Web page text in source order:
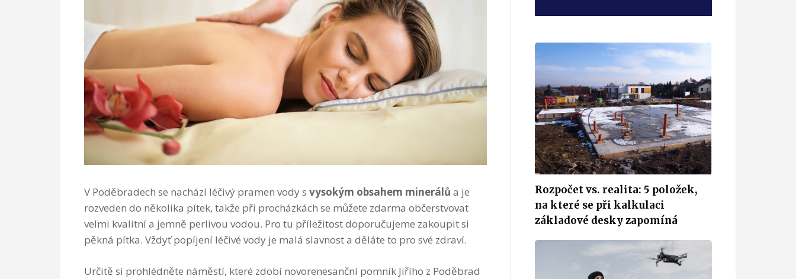
V Poděbradech se nachází léčivý pramen vody s vysokým obsahem minerálů a je
rozveden do několika pítek, takže při procházkách se můžete zdarma občerstvovat
velmi kvalitní a jemně perlivou vodou. Pro tu příležitost doporučujeme zakoupit si
pěkná pítka. Vždyť popíjení léčivé vody je malá slavnost a děláte to pro své zdraví.
Určitě si prohlédněte náměstí, které zdobí novorenesanční pomník Jiřího z Poděbrad
Rozpočet vs. realita: 5 položek,
na které se při kalkulaci
základové desky zapomíná